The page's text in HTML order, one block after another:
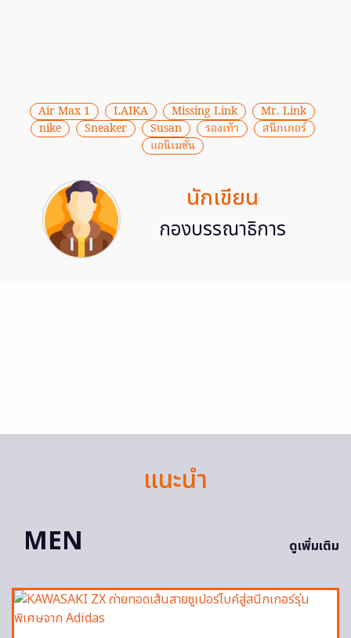
Air Max 1 LAIKA Missing Link
Mr. Link
nike
Sneaker Susan รองเท้า
สนีกเกอร์
แอนิเมชั่น
นักเขียน
กองบรรณาธิการ
แนะนำ
MEN
ดูเพิ่มเติม